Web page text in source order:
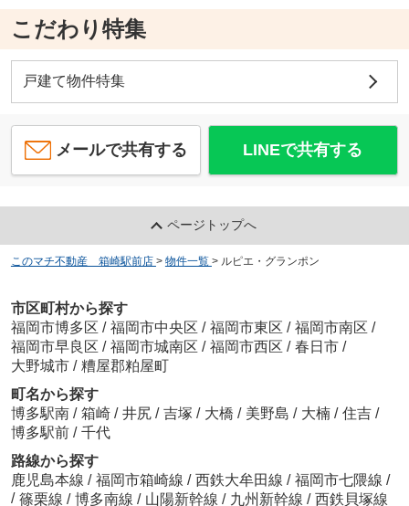
こだわり特集
戸建て物件特集
メールで共有する LINEで共有する
ページトップへ
このマチ不動産 箱崎駅前店 > 物件一覧 > ルピエ・グランポン
市区町村から探す
福岡市博多区 / 福岡市中央区 / 福岡市東区 / 福岡市南区 /
福岡市早良区 / 福岡市城南区 / 福岡市西区 / 春日市 /
大野城市 / 糟屋郡粕屋町
町名から探す
博多駅南 / 箱崎 / 井尻 / 吉塚 / 大橋 / 美野島 / 大楠 / 住吉 /
博多駅前 / 千代
路線から探す
鹿児島本線 / 福岡市箱崎線 / 西鉄大牟田線 / 福岡市七隈線 /
/ 篠栗線 / 博多南線 / 山陽新幹線 / 九州新幹線 / 西鉄貝塚線